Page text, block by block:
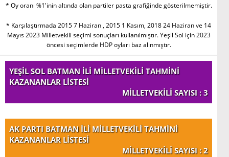
* Oy oranı %1'inin altında olan partiler pasta grafiğinde gösterilmemiştir.
* Karşılaştırmada 2015 7 Haziran , 2015 1 Kasım, 2018 24 Haziran ve 14
Mayıs 2023 Milletvekili seçimi sonuçları kullanılmıştır. Yeşil Sol için 2023
öncesi seçimlerde HDP oyları baz alınmıştır.
YEŞİL SOL BATMAN İLİ MİLLETVEKİLİ TAHMİNİ
KAZANANLAR LİSTESİ
MİLLETVEKİLİ SAYISI : 3
AK PARTI BATMAN İLİ MİLLETVEKİLİ TAHMİNİ
KAZANANLAR LİSTESİ
MİLLETVEKİLİ SAYISI : 2